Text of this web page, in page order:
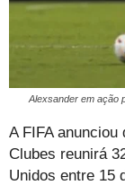
Alexsander em ação
A FIFA
Clubes reunirá
Unidos entre 15